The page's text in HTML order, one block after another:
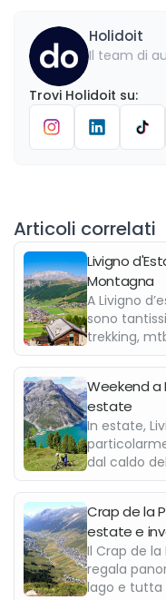
Holidoit
Il team di
Trovi Holidoit su:
Articoli correlati
Livigno
Montagna
A Livigno
sono
trekking,
Weekend a
estate
In estate,
dal caldo
Crap de la
estate e
Il Crap de
regala
lago e tutta